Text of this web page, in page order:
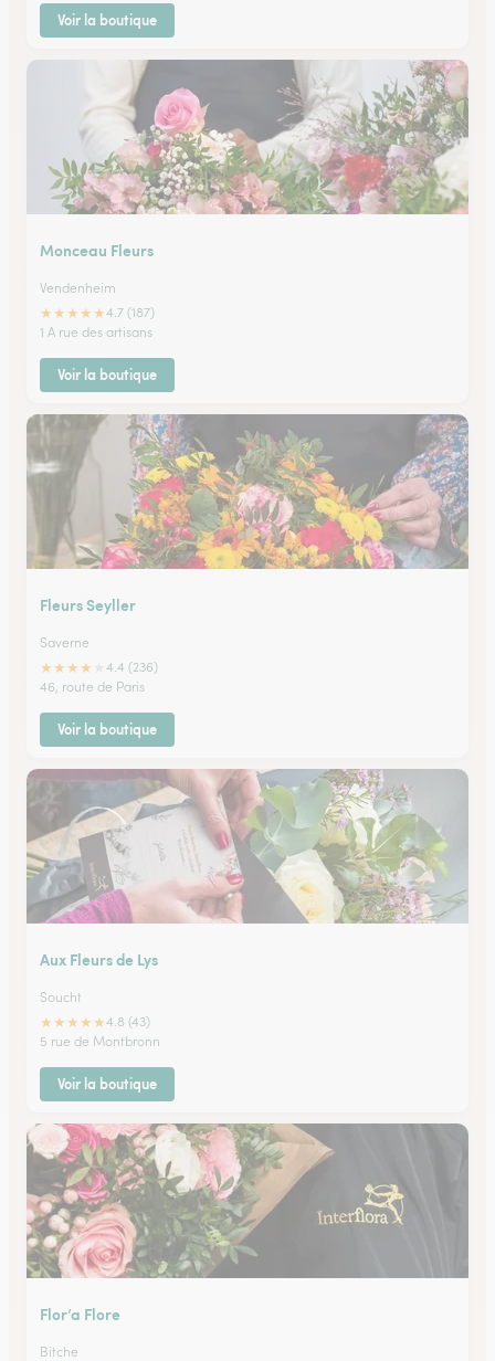
Voir la boutique
Monceau Fleurs
Vendenheim
★★★★★4.7 (187)
1 A rue des artisans
Voir la boutique
Fleurs Seyller
Saverne
★★★★
4.4 (236)
46, route de Paris
Voir la boutique
Aux Fleurs de Lys
Soucht
★★★★★4.8 (43)
5 rue de Montbronn
Voir la boutique
Flor’a Flore
Bitche